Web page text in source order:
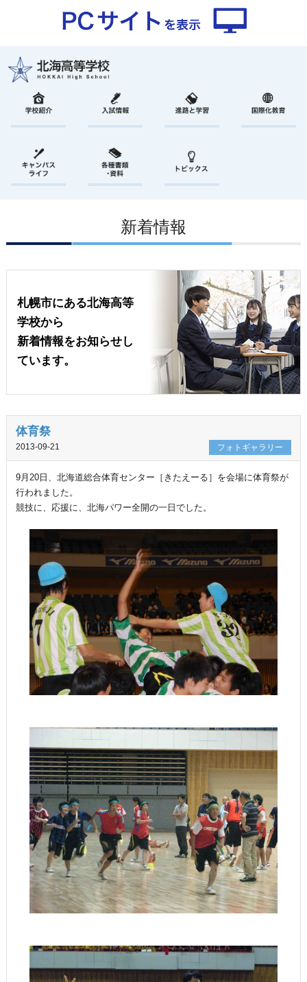
新着情報
札幌市にある北海高等
学校から
新着情報をお知らせし
ています。
体育祭
2013-09-21 フォトギャラリー
9月20日、北海道総合体育センター［きたえーる］を会場に体育祭が
行われました。
競技に、応援に、北海パワー全開の一日でした。